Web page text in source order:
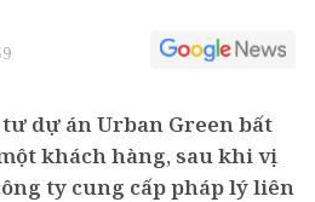
tư dự án Urban Green bất
khách hàng, sau khi vị
ty cung cấp pháp lý liên